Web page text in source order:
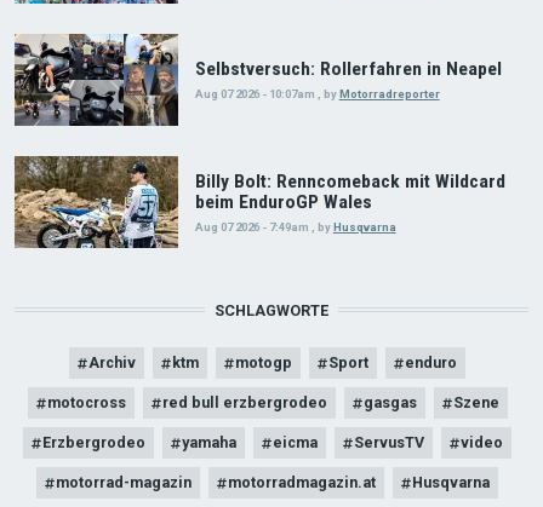
Selbstversuch: Rollerfahren in Neapel
Aug 07 2026 - 10:07am , byMotorradreporter
Billy Bolt: Renncomeback mit Wildcard
beim EnduroGP Wales
Aug 07 2026 - 7:49am byHusqvarna
SCHLAGWORTE
Archiv ktm motogp Sport enduro
motocross red bull erzbergrodeo gasgas Szene
Erzbergrodeo yamaha eicma ServusTV video
motorrad-magazin motorradmagazin.at Husqvarna